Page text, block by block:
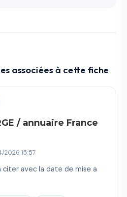
associées à cette fiche
/ annuaire France
2026 15:57
citer avec la date de mise a